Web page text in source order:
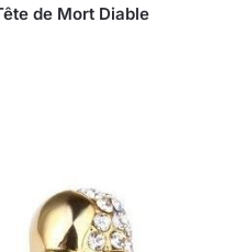
de Mort Diable